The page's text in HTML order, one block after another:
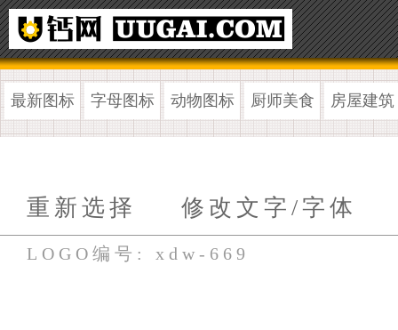
最新图标 字母图标 动物图标 厨师美食 房屋建筑
重新选择 修改文字/字体
LOGO编号: xdw-669